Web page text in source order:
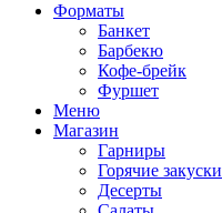
Форматы
Банкет
Барбекю
Кофе-брейк
Фуршет
Меню
Магазин
Гарниры
Горячие закуски
Десерты